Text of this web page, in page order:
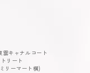
雲キャナルコート
リート
リーマート横)